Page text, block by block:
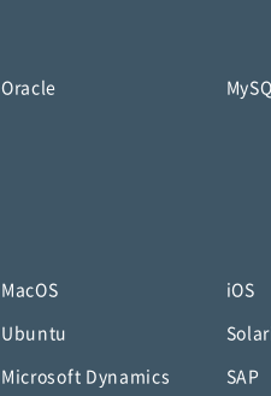
Oracle
MacOS iOS
Ubuntu
Microsoft Dynamics
SAP